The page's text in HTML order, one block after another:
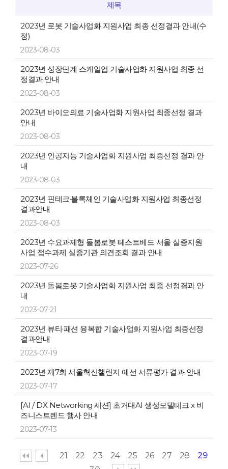
제목
2023년 로봇 기술사업화 지원사업 최종 선정결과 안내(수
정)
2023-08-03
2023년 성장단계 스케일업 기술사업화 지원사업 최종 선
정결과 안내
2023-08-03
2023년 바이오의료 기술사업화 지원사업 최종선정 결과
안내
2023-08-03
2023년 인공지능 기술사업화 지원사업 최종선정 결과 안
내
2023-08-03
2023년 핀테크·블록체인 기술사업화 지원사업 최종선정
결과안내
2023-08-03
2023년 수요과제형 돌봄로봇 테스트베드 서울 실증지원
사업 접수과제 실증기관 의견조회 결과 안내
2023-07-26
2023년 돌봄로봇 기술사업화 지원사업 최종 선정결과 안
내
2023-07-21
2023년 뷰티·패션 융복합 기술사업화 지원사업 최종선정
결과안내
2023-07-19
2023년 제7회 서울혁신챌린지 예선 서류평가 결과 안내
2023-07-17
[AI / DX Networking 세션] 초거대AI 생성모델테크 x 비
즈니스트렌드 행사 안내
2023-07-13
21 22 23 24 25 26 27 28
29